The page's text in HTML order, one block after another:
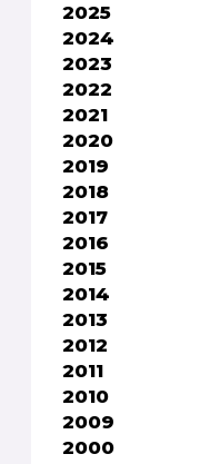
2025
2024
2023
2022
2021
2020
2019
2018
2017
2016
2015
2014
2013
2012
2011
2010
2009
2000